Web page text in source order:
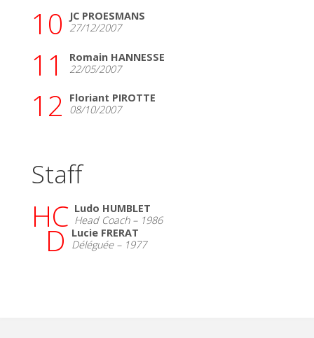
10
JC PROESMANS
27/12/2007
11
Romain HANNESSE
22/05/2007
12
Floriant PIROTTE
08/10/2007
Staff
HC Ludo HUMBLET
Head Coach – 1986
D
Lucie FRERAT
Déléguée – 1977